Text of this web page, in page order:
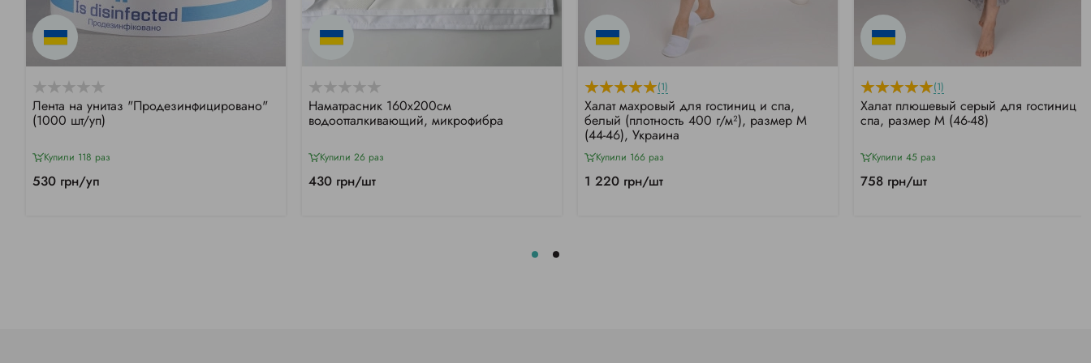
Лента на унитаз "Продезинфицировано"
(1000 шт/уп)
Купили 118 раз
530 грн/уп
Наматрасник 160х200см
водоотталкивающий, микрофибра
Купили 26 раз
430 грн/шт
(1)
Халат махровый для гостиниц и спа,
белый (плотность 400 г/м²), размер М
(44-46), Украина
Купили 166 раз
1 220 грн/шт
(1)
Халат плюшевый серый для гостиниц и
спа, размер M (46-48)
Купили 45 раз
758 грн/шт